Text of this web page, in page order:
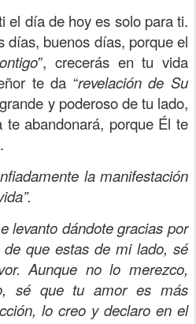
el día de hoy es solo para ti.
días, buenos días, porque el
”, crecerás en tu vida
te da “revelación de Su
y poderoso de tu lado,
abandonará, porque Él te
la manifestación
levanto dándote gracias por
que estas de mi lado, sé
Aunque no lo merezco,
sé que tu amor es más
lo creo y declaro en el